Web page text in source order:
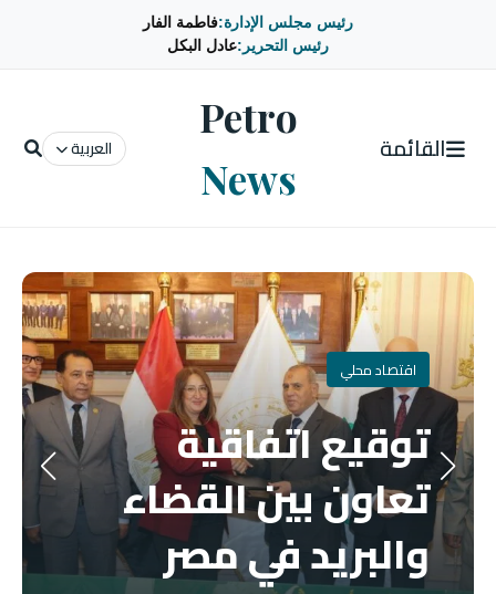
رئيس مجلس الإدارة:فاطمة الفار
رئيس التحرير:عادل البكل
القائمة
Petro
News
العربية
اقتصاد محلي
توقيع اتفاقية
تعاون بين القضاء
والبريد في مصر